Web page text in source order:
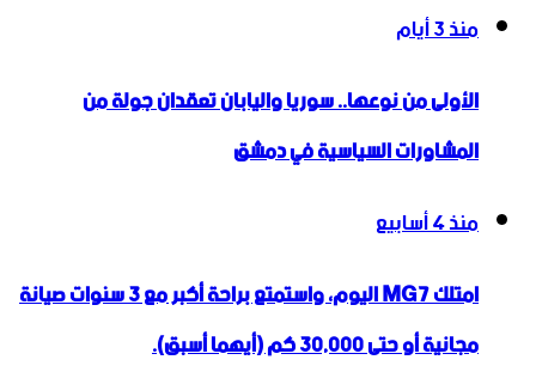
منذ 3 أيام
الأولى من نوعها.. سوريا واليابان تعقدان جولة من
المشاورات السياسية في دمشق
منذ 4 أسابيع
امتلك MG7 اليوم، واستمتع براحة أكبر مع 3 سنوات صيانة
مجانية أو حتى 30,000 كم (أيهما أسبق).